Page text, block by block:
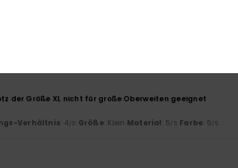
der Größe XL nicht für große Oberweiten geeignet
Verhältnis: 4/5 Größe: Klein Material: 5/5 Farbe: 5/5